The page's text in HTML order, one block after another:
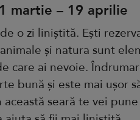
martie – 19 aprilie
o zi liniștită. Ești
și natura sunt
care ai nevoie.
bună și este mai ușor
seară te vei